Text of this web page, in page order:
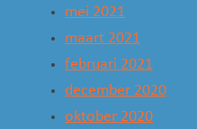
mei 2021
maart 2021
februari 2021
december 2020
oktober 2020